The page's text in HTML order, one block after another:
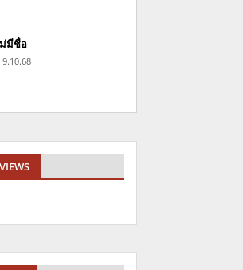
มีชื่อ
9.10.68